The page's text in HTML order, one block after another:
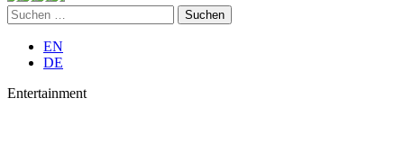
Suchen
nach:
EN
DE
Entertainment